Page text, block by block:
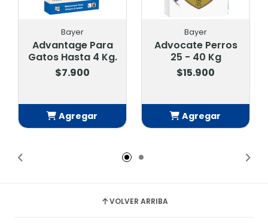
Bayer
Advantage Para
Gatos Hasta 4 Kg.
$7.900
Agregar
Bayer
Advocate Perros
25 - 40 Kg
$15.900
Agregar
VOLVER ARRIBA